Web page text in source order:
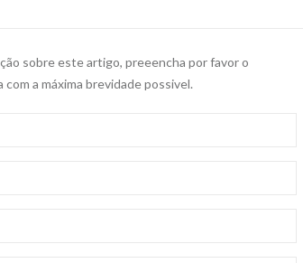
sobre este artigo, preeencha por favor o
a máxima brevidade possivel.